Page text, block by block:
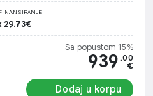
29.73€
Sa popustom 15%
939 .00
€
Dodaj u korpu